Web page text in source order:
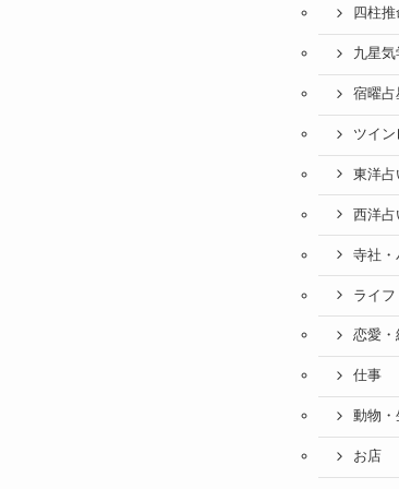
四柱推
九星気
宿曜占
ツイン
東洋占
西洋占
寺社・
ライフ
恋愛・
仕事
動物・
お店